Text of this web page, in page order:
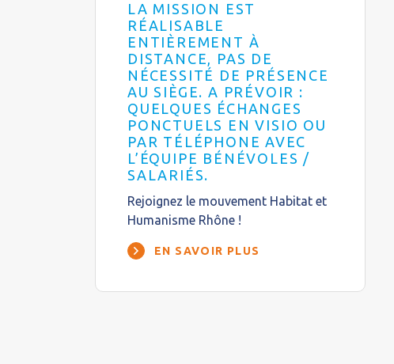
LA MISSION EST
RÉALISABLE
ENTIÈREMENT À
DISTANCE, PAS DE
NÉCESSITÉ DE PRÉSENCE
AU SIÈGE. A PRÉVOIR :
QUELQUES ÉCHANGES
PONCTUELS EN VISIO OU
PAR TÉLÉPHONE AVEC
L’ÉQUIPE BÉNÉVOLES /
SALARIÉS.
Rejoignez le mouvement Habitat et
Humanisme Rhône !
EN SAVOIR PLUS